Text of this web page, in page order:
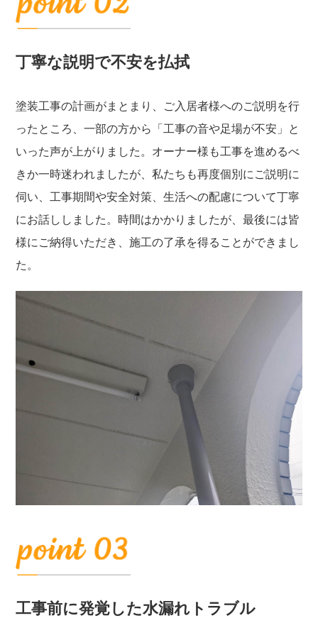
丁寧な説明で不安を払拭
塗装工事の計画がまとまり、ご入居者様へのご説明を行
ったところ、一部の方から「工事の音や足場が不安」と
いった声が上がりました。オーナー様も工事を進めるべ
きか一時迷われましたが、私たちも再度個別にご説明に
伺い、工事期間や安全対策、生活への配慮について丁寧
にお話ししました。時間はかかりましたが、最後には皆
様にご納得いただき、施工の了承を得ることができまし
た。
工事前に発覚した水漏れトラブル